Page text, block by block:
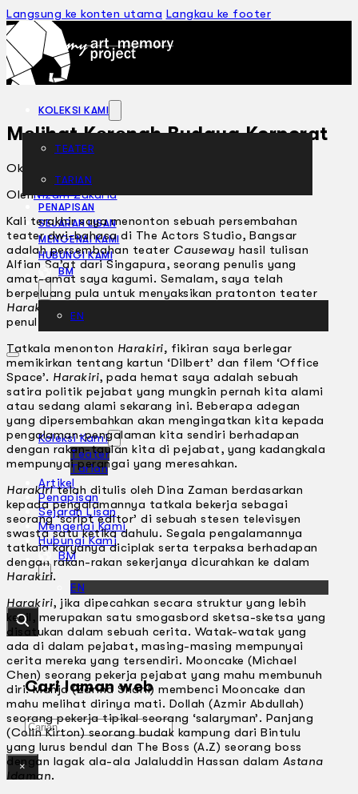
Langsung ke konten utama Langkau ke footer
KOLEKSI KAMI
TEATER
TARIAN
PENAPISAN
SEJARAH LISAN
MENGENAI KAMI
HUBUNGI KAMI
BM
EN
Koleksi Kami
Teater
Tarian
Artikel
Penapisan
Sejarah Lisan
Mengenai Kami
Hubungi Kami
BM
EN
Cari laman web
Gelintar
×
Melihat Kerenah Budaya Korporat
Oktober 10, 2003
OlehNizam Zakaria
Kali terakhir saya menonton sebuah persembahan
teater dwi-bahasa di The Actors Studio, Bangsar
adalah persembahan teater Causeway hasil tulisan
Alfian Sa’at dari Singapura, seorang penulis yang
amat-amat saya kagumi. Semalam, saya telah
berpeluang pula untuk menyaksikan pratonton teater
Harakiri
penulis yang amat-amat saya hormati.
Tatkala menonton Harakiri, fikiran saya berlegar
memikirkan tentang kartun ‘Dilbert’ dan filem ‘Office
Space’. Harakiri, pada hemat saya adalah sebuah
satira politik pejabat yang mungkin pernah kita alami
atau sedang alami sekarang ini. Beberapa adegan
yang dipersembahkan akan mengingatkan kita kepada
pengalaman-pengalaman kita sendiri berhadapan
dengan rakan-taulan kita di pejabat, yang kadangkala
mempunyai perangai yang meresahkan.
Harakiritelah ditulis oleh Dina Zaman berdasarkan
kepada pengalamannya tatkala bekerja sebagai
seorang ‘script editor’ di sebuah stesen televisyen
swasta satu ketika dahulu. Segala pengalamannya
tatkala karyanya diciplak serta terpaksa berhadapan
dengan rakan-rakan sekerjanya dicurahkan ke dalam
Harakiri.
Harakiri, jika dipecahkan secara struktur yang lebih
kecil, merupakan satu smogasbord sketsa-sketsa yang
disatukan dalam sebuah cerita. Watak-watak yang
ada di dalam pejabat, masing-masing mempunyai
cerita mereka yang tersendiri. Mooncake (Michael
Chen) seorang pekerja pejabat yang mahu membunuh
diri. Manja (Zarina Sharil) membenci Mooncake dan
mahu melihat dirinya mati. Dollah (Azmir Abdullah)
seorang pekerja tipikal seorang ‘salaryman’. Panjang
(Colin Kirton) seorang budak kampung dari Bintulu
yang lurus bendul dan The Boss (A.Z) seorang boss
dengan lagak ala-ala Jalaluddin Hassan dalam Astana
ldaman.